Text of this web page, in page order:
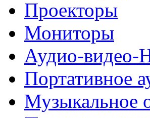
Проекторы
Мониторы
Аудио-видео-
Портативное
Музыкальное